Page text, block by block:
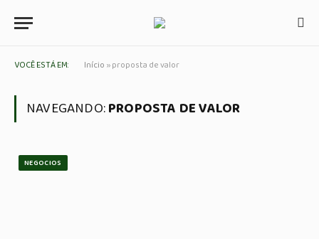
VOCÊ ESTÁ EM: Início »proposta de valor
NAVEGANDO:PROPOSTA DE VALOR
NEGOCIOS